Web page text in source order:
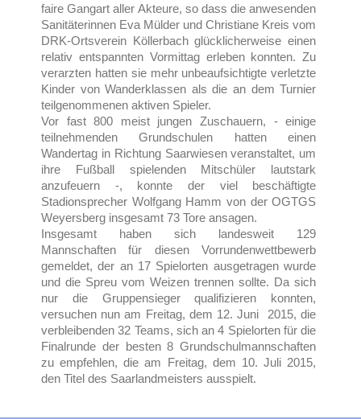
faire Gangart aller Akteure, so dass die anwesenden
Sanitäterinnen Eva Mülder und Christiane Kreis vom
DRK-Ortsverein Köllerbach glücklicherweise einen
relativ entspannten Vormittag erleben konnten. Zu
verarzten hatten sie mehr unbeaufsichtigte verletzte
Kinder von Wanderklassen als die an dem Turnier
teilgenommenen aktiven Spieler.
Vor fast 800 meist jungen Zuschauern, - einige
teilnehmenden Grundschulen hatten einen
Wandertag in Richtung Saarwiesen veranstaltet, um
ihre Fußball spielenden Mitschüler lautstark
anzufeuern -, konnte der viel beschäftigte
Stadionsprecher Wolfgang Hamm von der OGTGS
Weyersberg insgesamt 73 Tore ansagen.
Insgesamt haben sich landesweit 129
Mannschaften für diesen Vorrundenwettbewerb
gemeldet, der an 17 Spielorten ausgetragen wurde
und die Spreu vom Weizen trennen sollte. Da sich
nur die Gruppensieger qualifizieren konnten,
versuchen nun am Freitag, dem 12. Juni 2015, die
verbleibenden 32 Teams, sich an 4 Spielorten für die
Finalrunde der besten 8 Grundschulmannschaften
zu empfehlen, die am Freitag, dem 10. Juli 2015,
den Titel des Saarlandmeisters ausspielt.